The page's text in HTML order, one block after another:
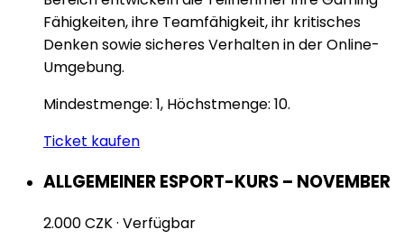
Fähigkeiten, ihre Teamfähigkeit, ihr kritisches
Denken sowie sicheres Verhalten in der Online-
Umgebung.
Mindestmenge: 1, Höchstmenge: 10.
Ticket kaufen
ALLGEMEINER ESPORT-KURS – NOVEMBER
2.000 CZK· Verfügbar